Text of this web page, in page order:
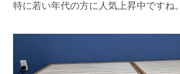
特に若い年代の方に人気上昇中ですね。